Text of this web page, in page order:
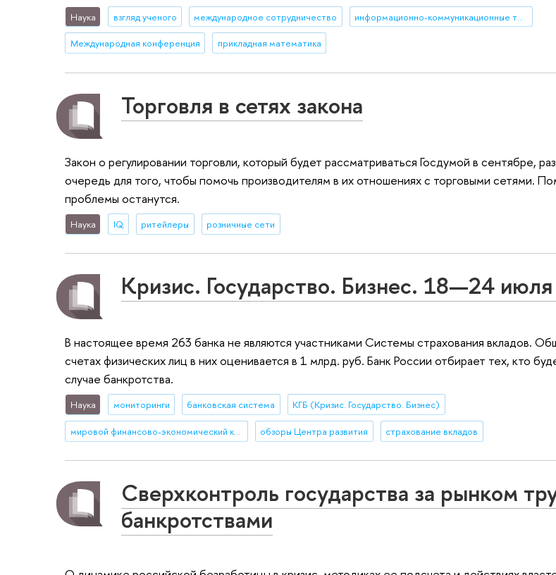
Наука взгляд ученого международное сотрудничество
Международная конференция прикладная математика
Торговля в сетях закона
Закон о регулировании торговли, который будет рассматриваться Госдумой в сентябре,
очередь для того, чтобы помочь производителям в их отношениях с торговыми сетями.
проблемы останутся.
Наука IQ ритейлеры розничные сети
Кризис. Государство. Бизнес. 18—24
В настоящее время 263 банка не являются участниками Системы страхования вкладов.
счетах физических лиц в них оценивается в 1 млрд. руб. Банк России отбирает тех, кто
случае банкротства.
Наука мониторинги банковская система КГБ (Кризис. Государство. Бизнес)
мировой финансово-экономический кризис обзоры Центра развития страхование вкладов
Сверхконтроль государства за рынком
банкротствами